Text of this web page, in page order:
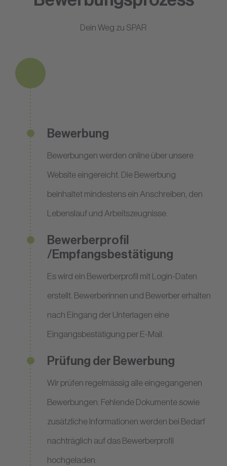
Dein Weg zu SPAR
Bewerbung
Bewerbungen werden online über unsere
Website eingereicht. Die Bewerbung
beinhaltet mindestens ein Anschreiben, den
Lebenslauf und Arbeitszeugnisse.
Bewerberprofil
/Empfangsbestätigung
Es wird ein Bewerberprofil mit Login-Daten
erstellt. Bewerberinnen und Bewerber erhalten
nach Eingang der Unterlagen eine
Eingangsbestätigung per E-Mail.
Prüfung der Bewerbung
Wir prüfen regelmässig alle eingegangenen
Bewerbungen. Fehlende Dokumente sowie
zusätzliche Informationen werden bei Bedarf
nachträglich auf das Bewerberprofil
hochgeladen.